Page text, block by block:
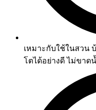
เหมาะกับใช้ในสวน
โตได้อย่างดี ไม่ขาด